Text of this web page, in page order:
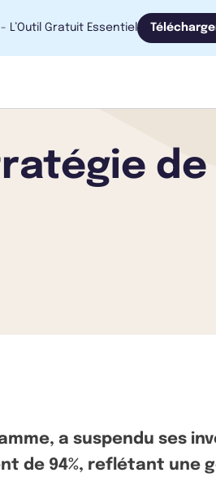
- L’Outil Gratuit Essentiel
de
a suspendu ses
de 94%, reflétant